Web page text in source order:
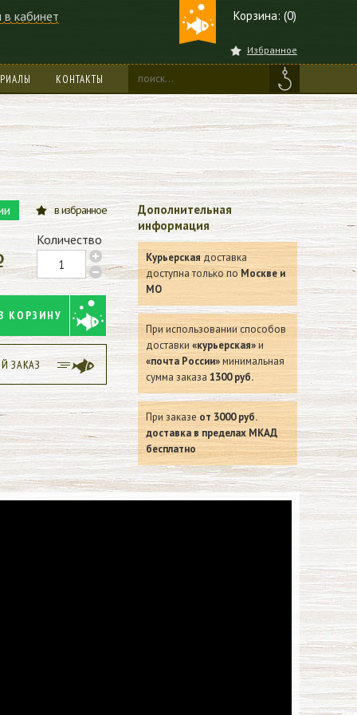
кабинет Корзина: (0)
Избранное
КОНТАКТЫ
в избранное
Количество
КОРЗИНУ
ЗАКАЗ
Дополнительная
информация
Курьерская доставка
доступна только по Москве и
МО
При использовании способов
доставки «курьерская»и
«почта России»минимальная
сумма заказа 1300 руб.
При заказе от 3000 руб.
доставка в пределах МКАД
бесплатно